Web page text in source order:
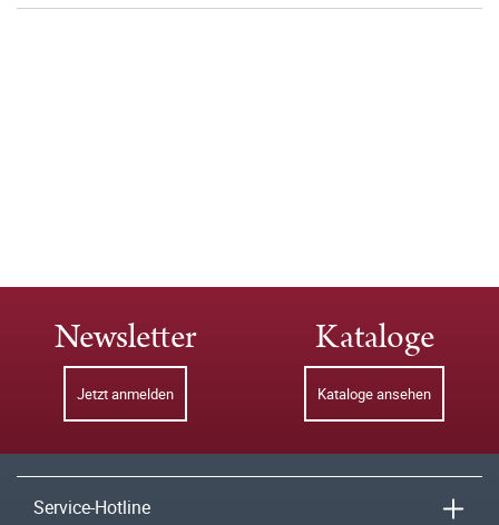
Newsletter
Jetzt anmelden
Kataloge
Kataloge ansehen
Service-Hotline